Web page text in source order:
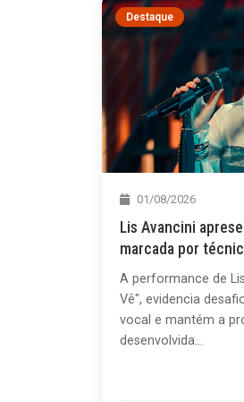
Destaque
01/08/2026
Lis Avancini
marcada por
A performance de
Vê", evidencia
vocal e mantém a
desenvolvida...